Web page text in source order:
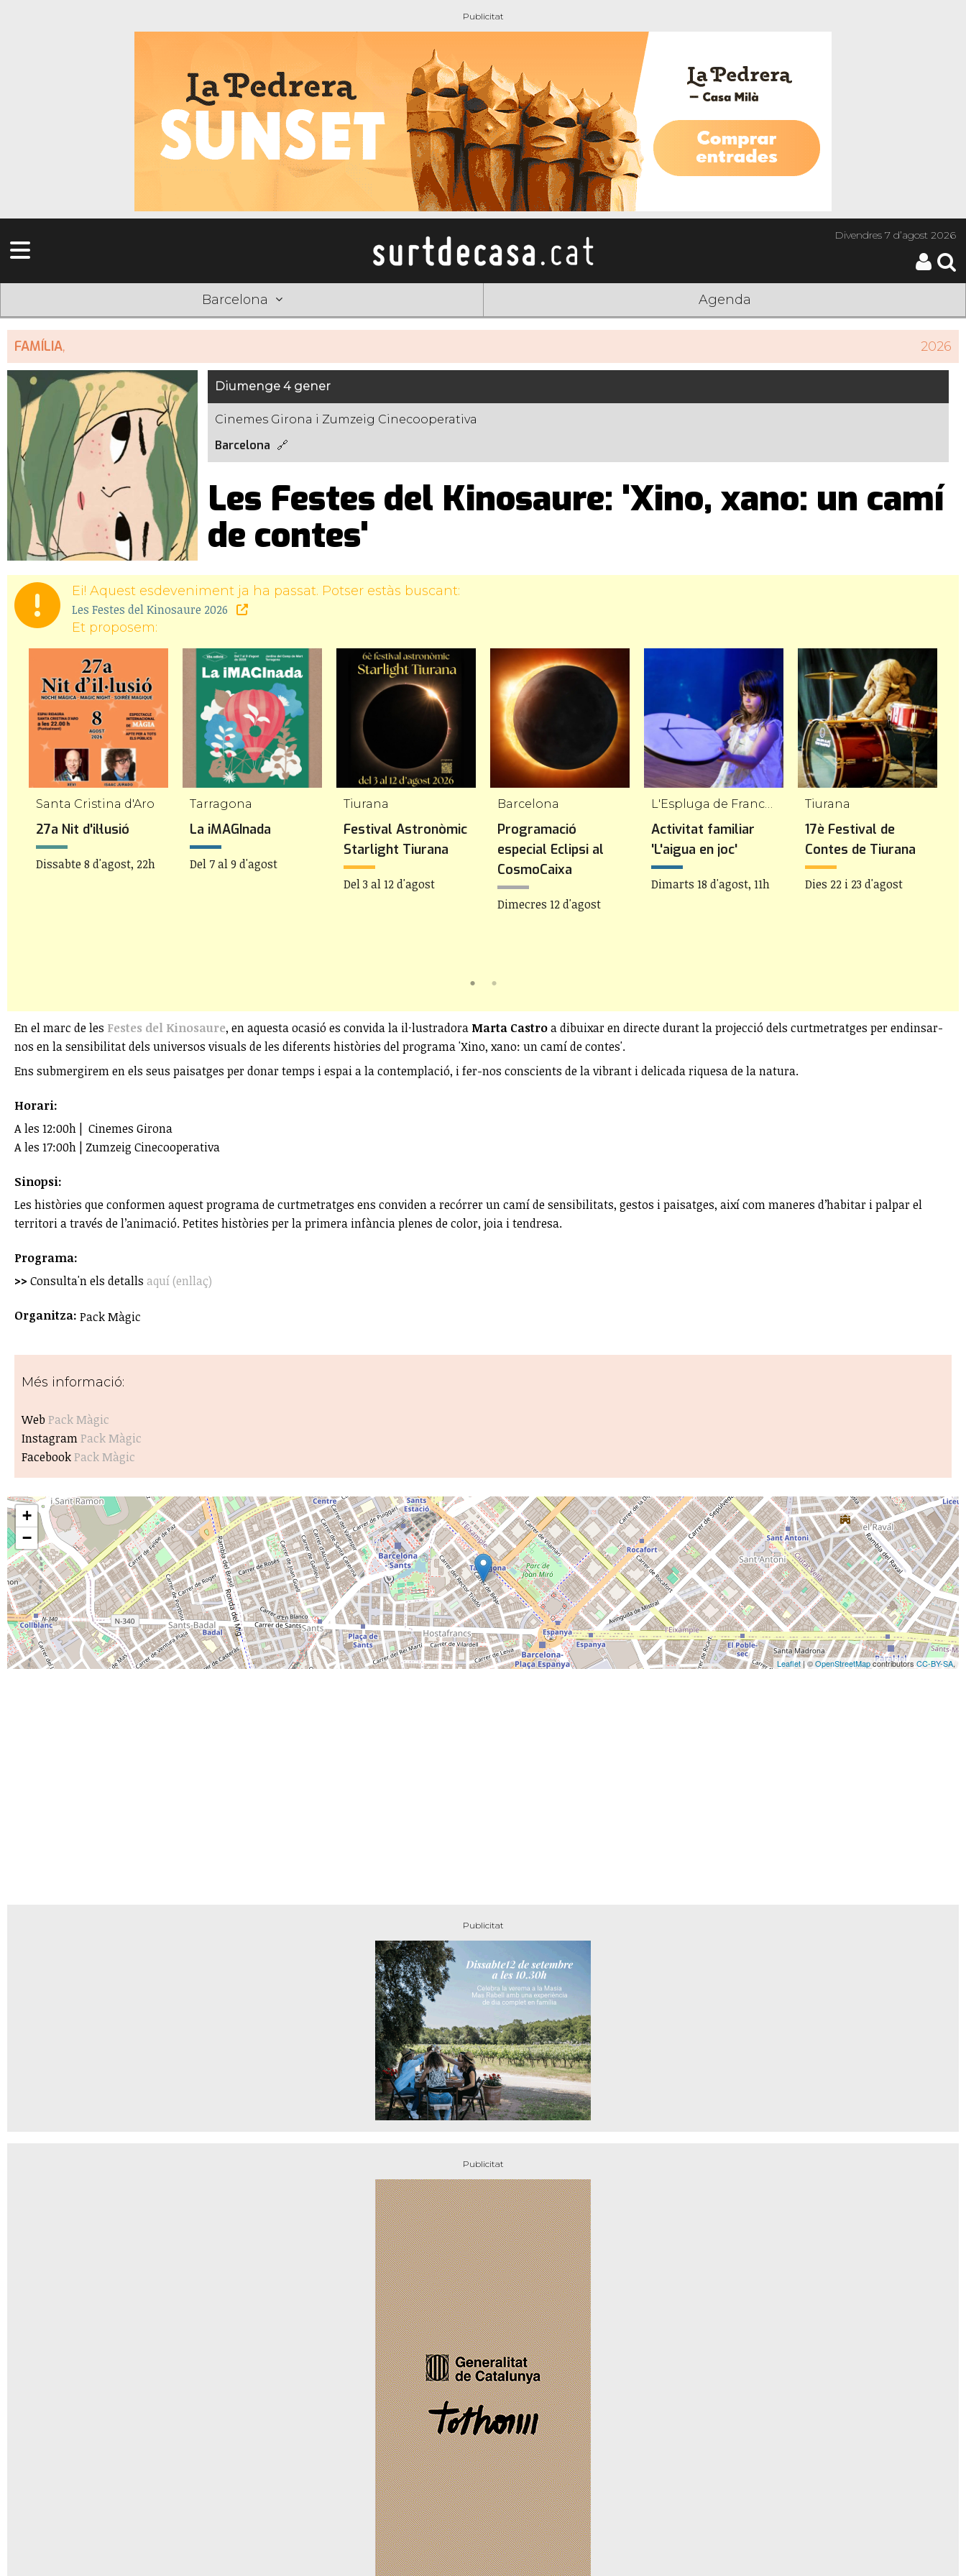
Divendres7 d’agost 2026
Barcelona Agenda
FAMÍLIA, 2026
Diumenge 4 gener
Cinemes Girona i Zumzeig Cinecooperativa
Barcelona
Les Festes del Kinosaure: 'Xino, xano: un camí
de contes'
Ei! Aquest esdeveniment ja ha passat. Potser estàs buscant:
Les Festes del Kinosaure 2026
Et proposem:
Santa Cristina d'Aro
27a Nit d'il·lusió
Dissabte 8 d'agost, 22h
Tarragona
La iMAGInada
Del 7 al 9 d'agost
Tiurana
Festival Astronòmic
Starlight Tiurana
Del 3 al 12 d'agost
Barcelona
Programació
especial Eclipsi al
CosmoCaixa
Dimecres 12 d'agost
Activitat familiar
'L'aigua en joc'
Dimarts 18 d'agost, 11h
Tiurana
17è Festival de
Contes de Tiurana
Dies 22 i 23 d'agost
En el marc de les Festes del Kinosaure, en aquesta ocasió es convida la il·lustradora Marta Castroa dibuixar en directe durant la projecció dels curtmetratges per endinsar-
nos en la sensibilitat dels universos visuals de les diferents històries del programa 'Xino, xano: un camí de contes'.
Ens submergirem en els seus paisatges per donar temps i espai a la contemplació, i fer-nos conscients de la vibrant i delicada riquesa de la natura.
Horari:
A les 12:00h | Cinemes Girona
A les 17:00h | Zumzeig Cinecooperativa
Sinopsi:
Les històries que conformen aquest programa de curtmetratges ens conviden a recórrer un camí de sensibilitats, gestos i paisatges, així com maneres d’habitar i palpar el
territori a través de l’animació. Petites històries per la primera infància plenes de color, joia i tendresa.
Programa:
>> Consulta'n els detalls aquí (enllaç)
Organitza: Pack Màgic
Més informació:
WebPack Màgic
InstagramPack Màgic
FacebookPack Màgic
+
−
Leaflet | ©OpenStreetMapcontributors CC-BY-SA,